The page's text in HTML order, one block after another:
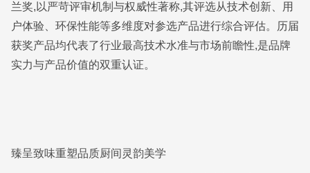
兰奖,以严苛评审机制与权威性著称,其评选从技术创新、用
户体验、环保性能等多维度对参选产品进行综合评估。历届
获奖产品均代表了行业最高技术水准与市场前瞻性,是品牌
实力与产品价值的双重认证。
臻呈致味重塑品质厨间灵韵美学